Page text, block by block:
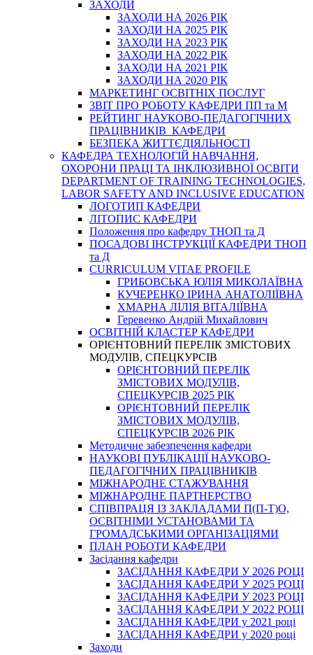
ЗАХОДИ
ЗАХОДИ НА 2026 РІК
ЗАХОДИ НА 2025 РІК
ЗАХОДИ НА 2023 РІК
ЗАХОДИ НА 2022 РІК
ЗАХОДИ НА 2021 РІК
ЗАХОДИ НА 2020 РІК
МАРКЕТИНГ ОСВІТНІХ ПОСЛУГ
3BIT ПРО РОБОТУ КАФЕДРИ ПП та М
РЕЙТИНГ НАУКОВО-ПЕДАГОГІЧНИХ
ПРАЦІВНИКІВ КАФЕДРИ
БЕЗПЕКА ЖИТТЄДІЯЛЬНОСТІ
КАФЕДРА ТЕХНОЛОГІЙ НАВЧАННЯ,
ОХОРОНИ ПРАЦІ ТА ІНКЛЮЗИВНОЇ ОСВІТИ
DEPARTMENT OF TRAINING TECHNOLOGIES,
LABOR SAFETY AND INCLUSIVE EDUCATION
ЛОГОТИП КАФЕДРИ
ЛІТОПИС КАФЕДРИ
Положення про кафедру ТНОП та Д
ПОСАДОВІ ІНСТРУКЦІЇ КАФЕДРИ ТНОП
та Д
CURRICULUM VITAE PROFILE
ГРИБОВСЬКА ЮЛІЯ МИКОЛАЇВНА
КУЧЕРЕНКО ІРИНА АНАТОЛІЇВНА
ХМАРНА ЛІЛІЯ ВІТАЛІЇВНА
Геревенко Андрій Михайлович
ОСВІТНІЙ КЛАСТЕР КАФЕДРИ
ОРІЄНТОВНИЙ ПЕРЕЛІК ЗМІСТОВИХ
МОДУЛІВ, СПЕЦКУРСІВ
ОРІЄНТОВНИЙ ПЕРЕЛІК
ЗМІСТОВИХ МОДУЛІВ,
СПЕЦКУРСІВ 2025 РІК
ОРІЄНТОВНИЙ ПЕРЕЛІК
ЗМІСТОВИХ МОДУЛІВ,
СПЕЦКУРСІВ 2026 РІК
Методичне забезпечення кафедри
НАУКОВІ ПУБЛІКАЦІЇ НАУКОВО-
ПЕДАГОГІЧНИХ ПРАЦІВНИКІВ
МІЖНАРОДНЕ СТАЖУВАННЯ
МІЖНАРОДНЕ ПАРТНЕРСТВО
СПІВПРАЦЯ ІЗ ЗАКЛАДАМИ П(П-Т)О,
ОСВІТНІМИ УСТАНОВАМИ ТА
ГРОМАДСЬКИМИ ОРГАНІЗАЦІЯМИ
ПЛАН РОБОТИ КАФЕДРИ
Засідання кафедри
ЗАСІДАННЯ КАФЕДРИ У 2026 РОЦІ
ЗАСІДАННЯ КАФЕДРИ У 2025 РОЦІ
ЗАСІДАННЯ КАФЕДРИ У 2023 РОЦІ
ЗАСІДАННЯ КАФЕДРИ У 2022 РОЦІ
ЗАСІДАННЯ КАФЕДРИ у 2021 році
ЗАСІДАННЯ КАФЕДРИ у 2020 році
Заходи